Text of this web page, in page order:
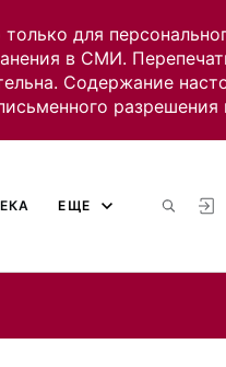
для
в СМИ.
Содержание
разрешения
ЕЩЕ